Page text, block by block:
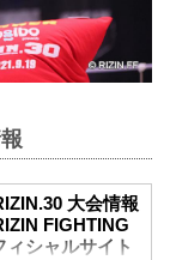
大会情報
FIGHTING
シャルサイト